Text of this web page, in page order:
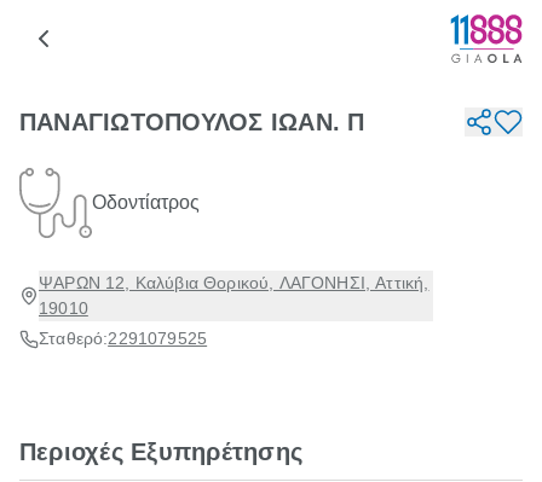
ΠΑΝΑΓΙΩΤΟΠΟΥΛΟΣ ΙΩΑΝ. Π
Οδοντίατρος
ΨΑΡΩΝ 12, Καλύβια Θορικού, ΛΑΓΟΝΗΣΙ, Αττική,
19010
Σταθερό:2291079525
Περιοχές Εξυπηρέτησης